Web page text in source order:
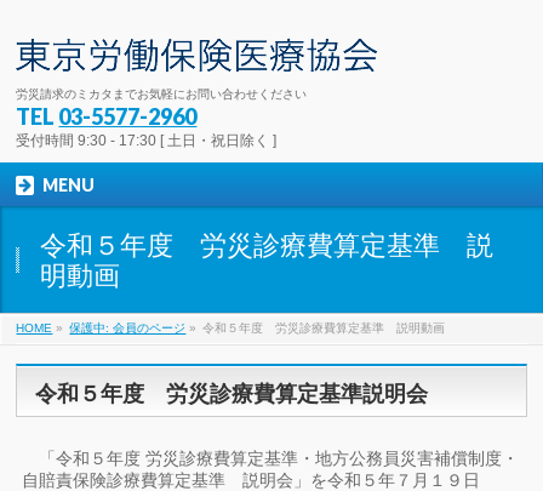
労災請求のミカタまでお気軽にお問い合わせください
TEL 03-5577-2960
受付時間 9:30 - 17:30 [ 土日・祝日除く ]
MENU
令和５年度 労災診療費算定基準 説
明動画
HOME » 保護中: 会員のページ » 令和５年度 労災診療費算定基準 説明動画
令和５年度 労災診療費算定基準説明会
「令和５年度 労災診療費算定基準・地方公務員災害補償制度・
自賠責保険診療費算定基準 説明会」を令和５年７月１９日